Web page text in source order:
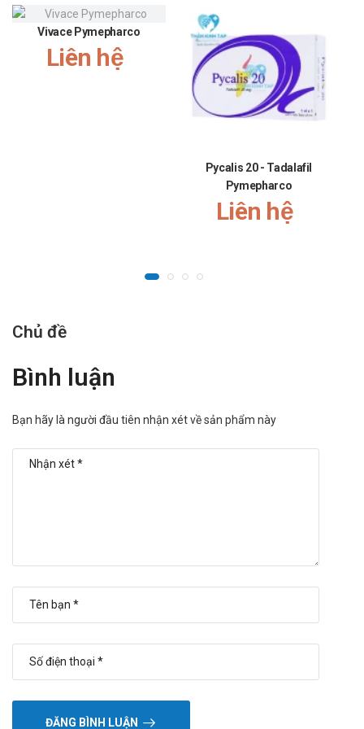
sử dụng mỗi ngày một lần, mỗi lần sử dụng 2 viên
thuốc.
Nhiễm Candida ở miệng – họng: mỗi lần uống 1 viên,
ngày sử dụng 1 lần. Còn nếu như bị bệnh AIDS, người
phải cấy ghép cơ quan hoặc những người bị giảm bạch
cầu trung tính thì khuyến cáo mỗi ngày dùng 2 viên,
uống 1 lần/ngày, sử dụng thuốc trong 15 ngày.
Trifungi là một loại thuốc kháng nấm hiệu quả, nhưng việc
sử dụng nó cùng với các loại thuốc khác cần được cân
nhắc kỹ lưỡng do có thể xảy ra nhiều tương tác nghiêm
thể làm tăng nồng độ thuốc trong huyết tương và kéo dài
hoặc cisaprid, bệnh nhân có thể gặp phải tình trạng rối
Do đó, việc sử dụng đồng thời các thuốc này với Trifungi là
điều không được khuyến nghị.
Ngoài ra, khi Trifungi được sử dụng cùng với warfarin, nó
đến nguy cơ chảy máu cao hơn. Việc kết hợp với thuốc
chẹn calci cũng có thể gây ra tình trạng phù và ù tai.
những loại thuốc này.
Đối với thuốc chống đái tháo đường, việc sử dụng Trifungi
có thể dẫn đến tình trạng hạ đường huyết nghiêm trọng.
Cuối cùng, các thuốc kháng acid và chất kháng H2 khi sử
dụng chung với Trifungi có thể làm mất đi hiệu quả kháng
nấm của thuốc. Do đó, người dùng nên thận trọng và tham
Vivace Pymepharco
Liên hệ
Pycalis 20 - Tadalafil
Pymepharco
Liên hệ
Chủ đề
Bình luận
Bạn hãy là người đầu tiên nhận xét về sản phẩm này
ĐĂNG BÌNH LUẬN